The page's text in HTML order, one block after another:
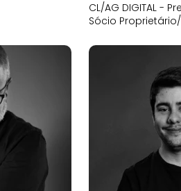
CL/AG DIGITAL -
Sócio